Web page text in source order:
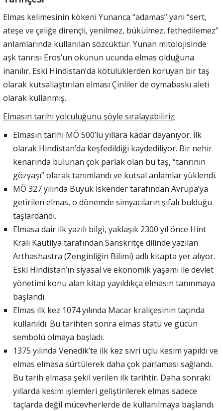
Elmas kelimesinin kökeni Yunanca “adamas” yani “sert,
ateşe ve çeliğe dirençli, yenilmez, bükülmez, fethedilemez”
anlamlarında kullanılan sözcüktür. Yunan mitolojisinde
aşk tanrısı Eros’un okunun ucunda elmas olduğuna
inanılır. Eski Hindistan’da kötülüklerden koruyan bir taş
olarak kutsallaştırılan elması Çinliler de oymabaskı aleti
olarak kullanmış.
Elmasın tarihi yolculuğunu şöyle sıralayabiliriz;
Elmasın tarihi MÖ 500’lü yıllara kadar dayanıyor. İlk
olarak Hindistan’da keşfedildiği kaydediliyor. Bir nehir
kenarında bulunan çok parlak olan bu taş, “tanrının
gözyaşı” olarak tanımlandı ve kutsal anlamlar yüklendi.
MÖ 327 yılında Büyük İskender tarafından Avrupa’ya
getirilen elmas, o dönemde simyacıların şifalı bulduğu
taşlardandı.
Elmasa dair ilk yazılı bilgi, yaklaşık 2300 yıl önce Hint
Kralı Kautilya tarafından Sanskritçe dilinde yazılan
Arthashastra (Zenginliğin Bilimi) adlı kitapta yer alıyor.
Eski Hindistan’ın siyasal ve ekonomik yaşamı ile devlet
yönetimi konu alan kitap yayıldıkça elmasın tanınmaya
başlandı.
Elmas ilk kez 1074 yılında Macar kraliçesinin taçında
kullanıldı. Bu tarihten sonra elmas statü ve gücün
sembolü olmaya başladı.
1375 yılında Venedik’te ilk kez sivri uçlu kesim yapıldı ve
elmas elmasa sürtülerek daha çok parlaması sağlandı.
Bu tarih elmasa şekil verilen ilk tarihtir. Daha sonraki
yıllarda kesim işlemleri geliştirilerek elmas sadece
taçlarda değil mücevherlerde de kullanılmaya başlandı.